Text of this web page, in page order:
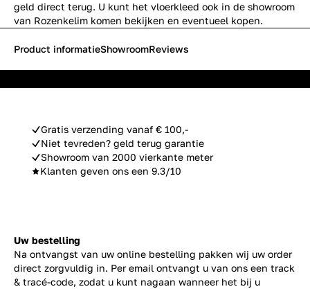
geld direct terug. U kunt het vloerkleed ook in de showroom
van Rozenkelim komen bekijken en eventueel kopen.
Gratis verzending vanaf € 100,-
Niet tevreden? geld terug garantie
Showroom van 2000 vierkante meter
Klanten geven ons een 9.3/10
Product informatieShowroomReviews
Uw bestelling
Na ontvangst van uw online bestelling pakken wij uw order
direct zorgvuldig in. Per email ontvangt u van ons een track
& tracé-code, zodat u kunt nagaan wanneer het bij u